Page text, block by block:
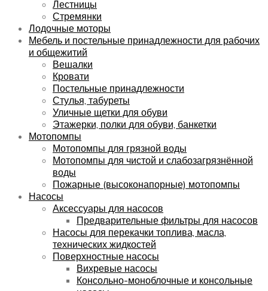
Лестницы
Стремянки
Лодочные моторы
Мебель и постельные принадлежности для рабочих
и общежитий
Вешалки
Кровати
Постельные принадлежности
Стулья, табуреты
Уличные щетки для обуви
Этажерки, полки для обуви, банкетки
Мотопомпы
Мотопомпы для грязной воды
Мотопомпы для чистой и слабозагрязнённой
воды
Пожарные (высоконапорные) мотопомпы
Насосы
Аксессуары для насосов
Предварительные фильтры для насосов
Насосы для перекачки топлива, масла,
технических жидкостей
Поверхностные насосы
Вихревые насосы
Консольно-моноблочные и консольные